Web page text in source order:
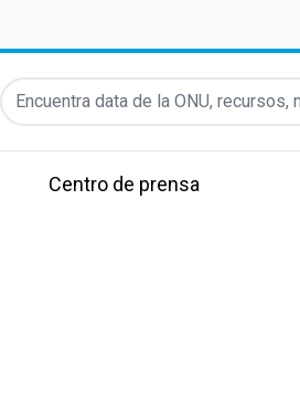
Encuentra data de la ONU, recursos,
Centro de prensa